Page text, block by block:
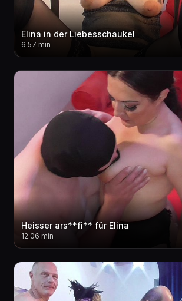
Elina in der Liebesschaukel
6.57 min
Heisser ars**fi** für Elina
12.06 min